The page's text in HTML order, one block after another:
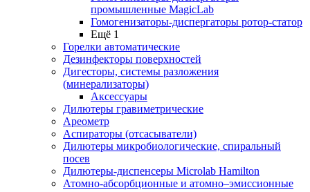
промышленные MagicLab
Гомогенизаторы-диспергаторы ротор-статор
Ещё 1
Горелки автоматические
Дезинфекторы поверхностей
Дигесторы, системы разложения
(минерализаторы)
Аксессуары
Дилютеры гравиметрические
Ареометр
Аспираторы (отсасыватели)
Дилютеры микробиологические, спиральный
посев
Дилютеры-диспенсеры Microlab Hamilton
Атомно-абсорбционные и атомно–эмиссионные